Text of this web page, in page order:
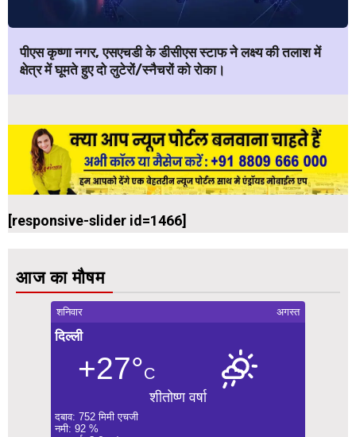
पीएस कृष्णा नगर, एसएचडी के डीसीएस स्टाफ ने लक्ष्य की तलाश में
क्षेत्र में घूमते हुए दो लुटेरों/स्नैचरों को रोका।
[responsive-slider id=1466]
आज का मौषम
शनिवार अगस्त
दिल्ली
+27°C
शीतोष्ण वर्षा
दबाव: 752 मिमी एचजी
नमी: 92 %